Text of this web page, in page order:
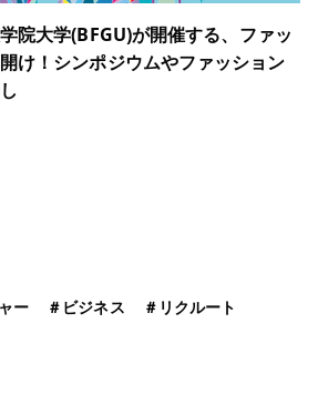
院大学(BFGU)が開催する、ファッ
け！シンポジウムやファッション
ー ＃ ビジネス ＃ リクルート